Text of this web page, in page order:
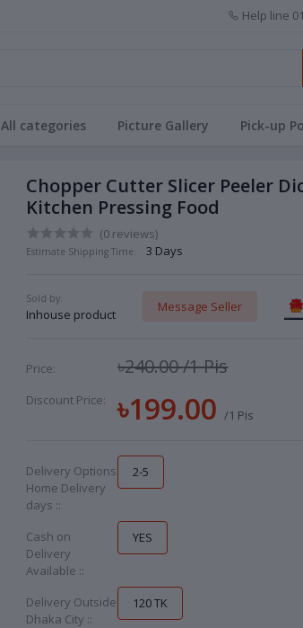
Help line
All categories Picture Gallery Pick-up
Chopper Cutter Slicer Peeler
Kitchen Pressing Food
(0 reviews)
Estimate Shipping Time: 3 Days
Sold by:
Inhouse product
Message Seller
Price: ৳240.00/1 Pis
Discount Price: ৳199.00/1 Pis
Delivery Options
Home Delivery
days ::
2-5
Cash on
Delivery
Available ::
YES
Delivery Outside
Dhaka City ::
120 TK